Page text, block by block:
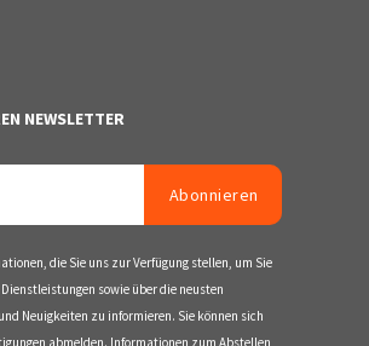
NEWSLETTER
die Sie uns zur Verfügung stellen, um Sie
sowie über die neusten
Neuigkeiten zu informieren. Sie können sich
abmelden. Informationen zum Abstellen